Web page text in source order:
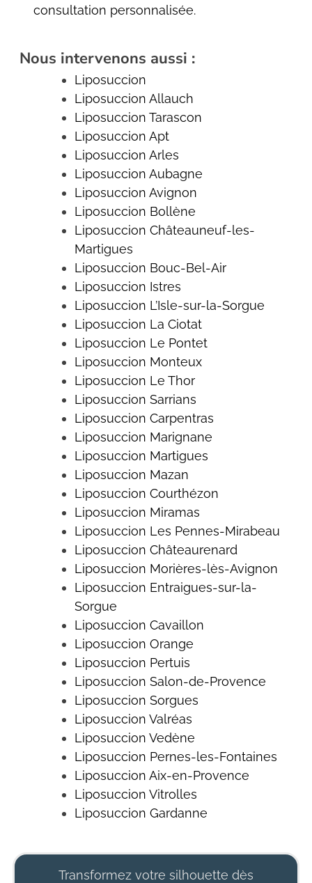
consultation personnalisée.
Nous intervenons aussi :
Liposuccion
Liposuccion Allauch
Liposuccion Tarascon
Liposuccion Apt
Liposuccion Arles
Liposuccion Aubagne
Liposuccion Avignon
Liposuccion Bollène
Liposuccion Châteauneuf-les-
Martigues
Liposuccion Bouc-Bel-Air
Liposuccion Istres
Liposuccion L’Isle-sur-la-Sorgue
Liposuccion La Ciotat
Liposuccion Le Pontet
Liposuccion Monteux
Liposuccion Le Thor
Liposuccion Sarrians
Liposuccion Carpentras
Liposuccion Marignane
Liposuccion Martigues
Liposuccion Mazan
Liposuccion Courthézon
Liposuccion Miramas
Liposuccion Les Pennes-Mirabeau
Liposuccion Châteaurenard
Liposuccion Morières-lès-Avignon
Liposuccion Entraigues-sur-la-
Sorgue
Liposuccion Cavaillon
Liposuccion Orange
Liposuccion Pertuis
Liposuccion Salon-de-Provence
Liposuccion Sorgues
Liposuccion Valréas
Liposuccion Vedène
Liposuccion Pernes-les-Fontaines
Liposuccion Aix-en-Provence
Liposuccion Vitrolles
Liposuccion Gardanne
Transformez votre silhouette dès